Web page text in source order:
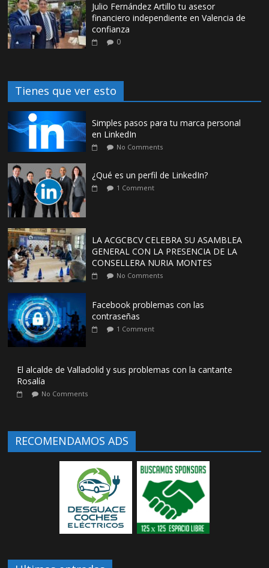
Julio Fernández Artillo tu asesor
financiero independiente en Valencia de
confianza
0
Tienes que ver esto
Simples pasos para tu marca personal
en LinkedIn
No Comments
¿Qué es un perfil de LinkedIn?
1 Comment
LA ACGCBCV CELEBRA SU ASAMBLEA
GENERAL CON LA PRESENCIA DE LA
CONSELLERA NURIA MONTES
No Comments
Facebook problemas con las
contraseñas
1 Comment
El alcalde de Valladolid y sus problemas con la cantante
Rosalía
No Comments
RECOMENDAMOS ADS